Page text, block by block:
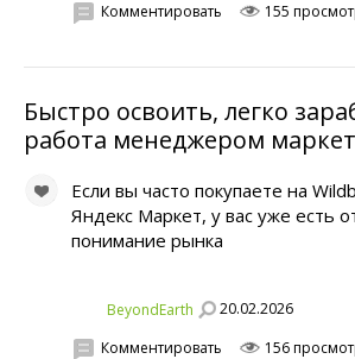
Комментировать 155
Быстро освоить, легко
работа менеджером
Если вы часто покупаете на
Яндекс Маркет, у вас уже есть
понимание рынка
BeyondEarth 20.02.2026
Комментировать 156